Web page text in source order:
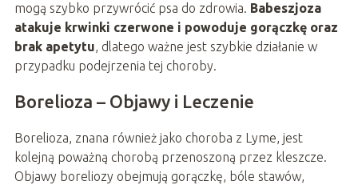
mogą szybko przywrócić psa do zdrowia. Babeszjoza
atakuje krwinki czerwone i powoduje gorączkę oraz
brak apetytu, dlatego ważne jest szybkie działanie w
przypadku podejrzenia tej choroby.
Borelioza – Objawy i Leczenie
Borelioza, znana również jako choroba z Lyme, jest
kolejną poważną chorobą przenoszoną przez kleszcze.
Objawy boreliozy obejmują gorączkę, bóle stawów,